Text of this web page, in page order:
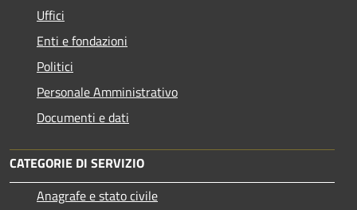
Uffici
Enti e fondazioni
Politici
Personale Amministrativo
Documenti e dati
CATEGORIE DI SERVIZIO
Anagrafe e stato civile